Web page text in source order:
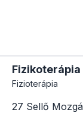
Fizikoterápia
Fizioterápia
27 Sellő